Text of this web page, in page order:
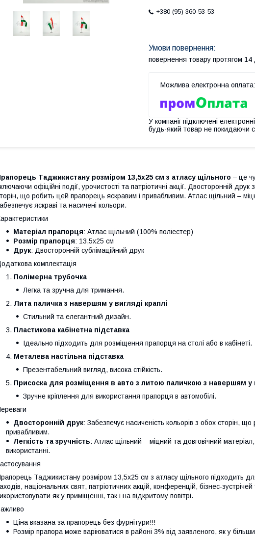
+380 (95) 360-53-53
повернення товару протягом 14
У компанії підключені
будь-який товар не покидаючи
Таджикистану розміром 13,5х25 см з атласу щільного – це
офіційні події, урочистості та патріотичні акції. Двосторонній
що робить цей прапорець яскравим і привабливим. Атлас щільний –
яскраві та насичені кольори.
Матеріал прапорця: Атлас щільний (100% поліестер)
Розмір прапорця: 13,5х25 см
Друк: Двосторонній сублімаційний друк
комплектація
Полімерна трубочка
Легка та зручна для тримання.
Лита паличка з навершям у вигляді краплі
Стильний та елегантний дизайн.
Пластикова кабінетна підставка
Ідеально підходить для розміщення прапорця на столі або в кабінеті.
Металева настільна підставка
Презентабельний вигляд, висока стійкість.
Присоска для розміщення в авто з литою паличкою з навершям у
Зручне кріплення для використання прапорця в автомобілі.
Двосторонній друк: Забезпечує насиченість кольорів з обох сторін,
привабливим.
Легкість та зручність: Атлас щільний – міцний та довговічний
використанні.
Таджикистану розміром 13,5х25 см з атласу щільного підходить
національних свят, патріотичних акцій, конференцій, бізнес-
як у приміщенні, так і на відкритому повітрі.
Ціна вказана за прапорець без фурнітури!!!
Розмір прапора може варіюватися в районі 3% від заявленого, як у